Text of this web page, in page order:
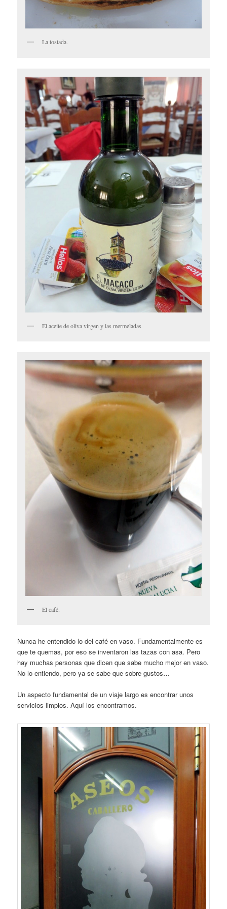
La tostada.
El aceite de oliva virgen y las mermeladas
El café.
Nunca he entendido lo del café en vaso. Fundamentalmente es
que te quemas, por eso se inventaron las tazas con asa. Pero
hay muchas personas que dicen que sabe mucho mejor en vaso.
No lo entiendo, pero ya se sabe que sobre gustos…
Un aspecto fundamental de un viaje largo es encontrar unos
servicios limpios. Aquí los encontramos.